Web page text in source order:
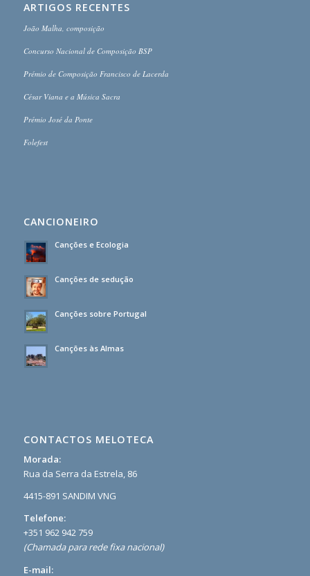
ARTIGOS RECENTES
João Malha, composição
Concurso Nacional de Composição BSP
Prémio de Composição Francisco de Lacerda
César Viana e a Música Sacra
Prémio José da Ponte
Folefest
CANCIONEIRO
Canções e Ecologia
Canções de sedução
Canções sobre Portugal
Canções às Almas
CONTACTOS MELOTECA
Morada:
Rua da Serra da Estrela, 86
4415-891 SANDIM VNG
Telefone:
+351 962 942 759
(Chamada para rede fixa nacional)
E-mail: